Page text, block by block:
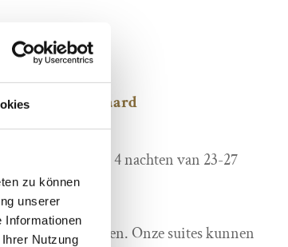
zu können
unserer
Informationen
Nutzung
in een standaard
27 december / 4 nachten van 23-27
nachten te boeken. Onze suites kunnen